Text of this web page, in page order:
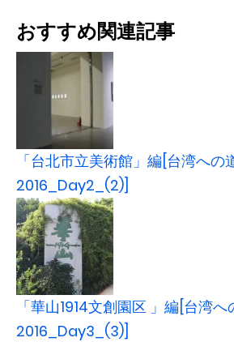
おすすめ関連記事
「台北市立美術館」編[台湾への
2016_Day2_(2)]
「華山1914文創園区 」編[台湾
2016_Day3_(3)]